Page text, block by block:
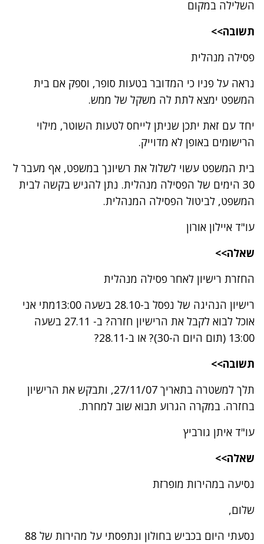
השלילה במקום
תשובה>>
פסילה מנהלית
נראה על פניו כי המדובר בטעות סופר, וספק אם בית
המשפט ימצא לתת לה משקל של ממש.
יחד עם זאת יתכן שניתן לייחס לטעות השוטר, מילוי
הרישומים באופן לא מדוייק.
בית המשפט עשוי לשלול את רשיונך במשפט, אף מעבר ל
30 הימים של הפסילה מנהלית. נתן להגיש בקשה לבית
המשפט, לביטול הפסילה המנהלית.
עו"ד איילון אורון
שאלה>>
החזרת רישיון לאחר פסילה מנהלית
רישיון הנהיגה של נפסל ב-28.10 בשעה 13:00מתי אני
אוכל לבוא לקבל את הרישיון חזרה? ב- 27.11 בשעה
13:00 (תום היום ה-30)? או ב-28.11?
תשובה>>
תלך למשטרה בתאריך 27/11/07, ותבקש את הרישיון
בחזרה. במקרה הגרוע תבוא שוב למחרת.
עו"ד איתן גורביץ
שאלה>>
נסיעה במהירות מופרזת
שלום,
נסעתי היום בכביש בחולון ונתפסתי על מהירות של 88